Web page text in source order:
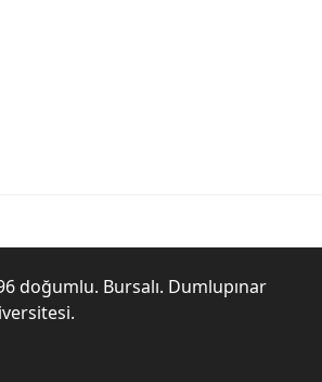
doğumlu. Bursalı. Dumlupınar